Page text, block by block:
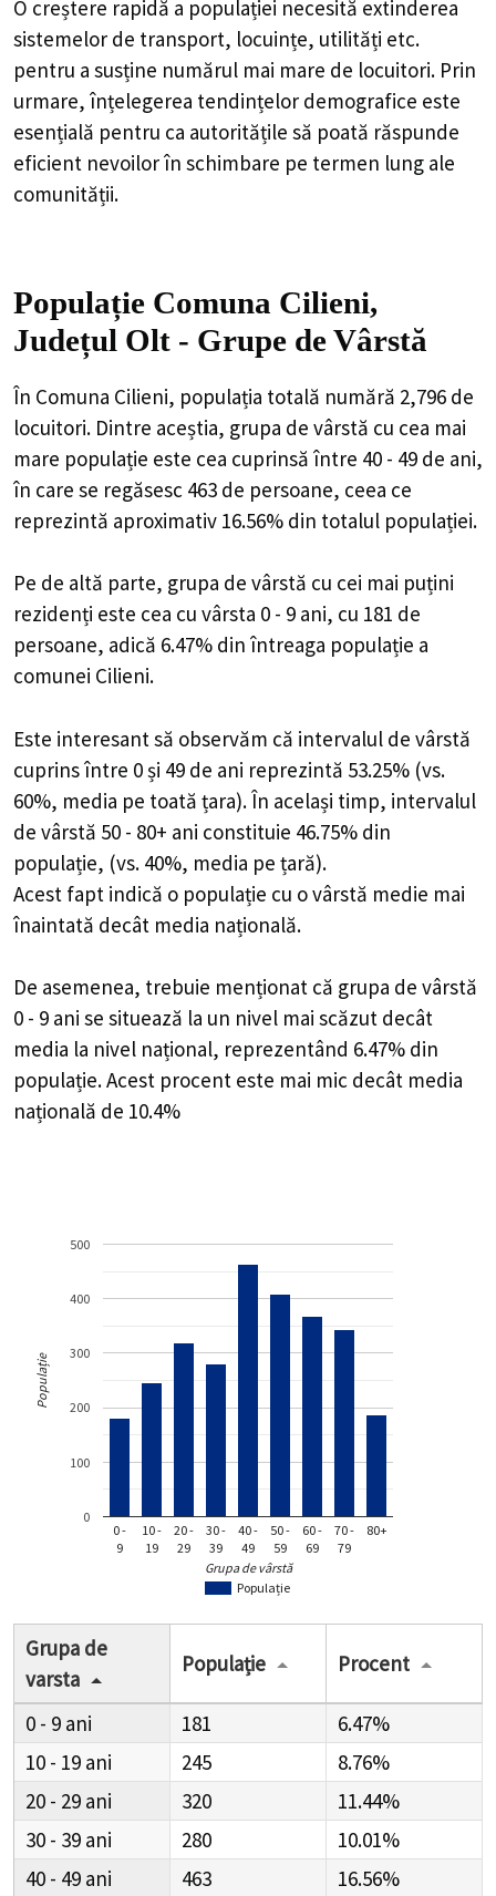
O creștere rapidă a populației necesită extinderea
sistemelor de transport, locuințe, utilități etc.
pentru a susține numărul mai mare de locuitori. Prin
urmare, înțelegerea tendințelor demografice este
esențială pentru ca autoritățile să poată răspunde
eficient nevoilor în schimbare pe termen lung ale
comunității.
Populație Comuna Cilieni,
Județul Olt - Grupe de Vârstă
În Comuna Cilieni, populația totală numără 2,796 de
locuitori. Dintre aceștia, grupa de vârstă cu cea mai
mare populație este cea cuprinsă între 40 - 49 de ani,
în care se regăsesc 463 de persoane, ceea ce
reprezintă aproximativ 16.56% din totalul populației.
Pe de altă parte, grupa de vârstă cu cei mai puțini
rezidenți este cea cu vârsta 0 - 9 ani, cu 181 de
persoane, adică 6.47% din întreaga populație a
comunei Cilieni.
Este interesant să observăm că intervalul de vârstă
cuprins între 0 și 49 de ani reprezintă 53.25% (vs.
60%, media pe toată țara). În același timp, intervalul
de vârstă 50 - 80+ ani constituie 46.75% din
populație, (vs. 40%, media pe țară).
Acest fapt indică o populație cu o vârstă medie mai
înaintată decât media națională.
De asemenea, trebuie menționat că grupa de vârstă
0 - 9 ani se situează la un nivel mai scăzut decât
media la nivel național, reprezentând 6.47% din
populație. Acest procent este mai mic decât media
națională de 10.4%
Populație
0 -
9
10 -
19
20 -
29
30 -
39
40 -
49
50 -
59
60 -
69
70 -
79
80+
0
100
200
300
400
500
Grupa de vârstă
Populație
Grupa de
varsta
Populație Procent
0 - 9 181
6.47%
10 - 19
245
8.76%
20 - 29
320
11.44%
30 - 39
280
10.01%
40 - 49
463
16.56%